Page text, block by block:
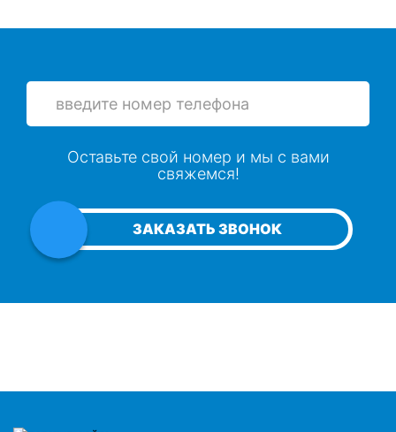
Просушка минеральной ваты
Просушка каменной ваты
Просушка минеральной ваты
ЗАКАЗАТЬ ЗВОНОК
Оставьте свой номер и мы с вами
свяжемся!